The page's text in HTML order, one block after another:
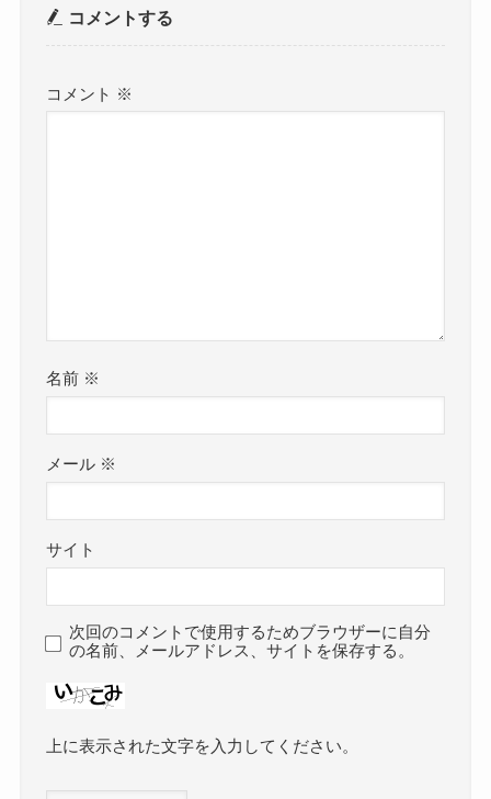
コメントする
コメント ※
名前 ※
メール ※
サイト
次回のコメントで使用するためブラウザーに自分
の名前、メールアドレス、サイトを保存する。
上に表示された文字を入力してください。